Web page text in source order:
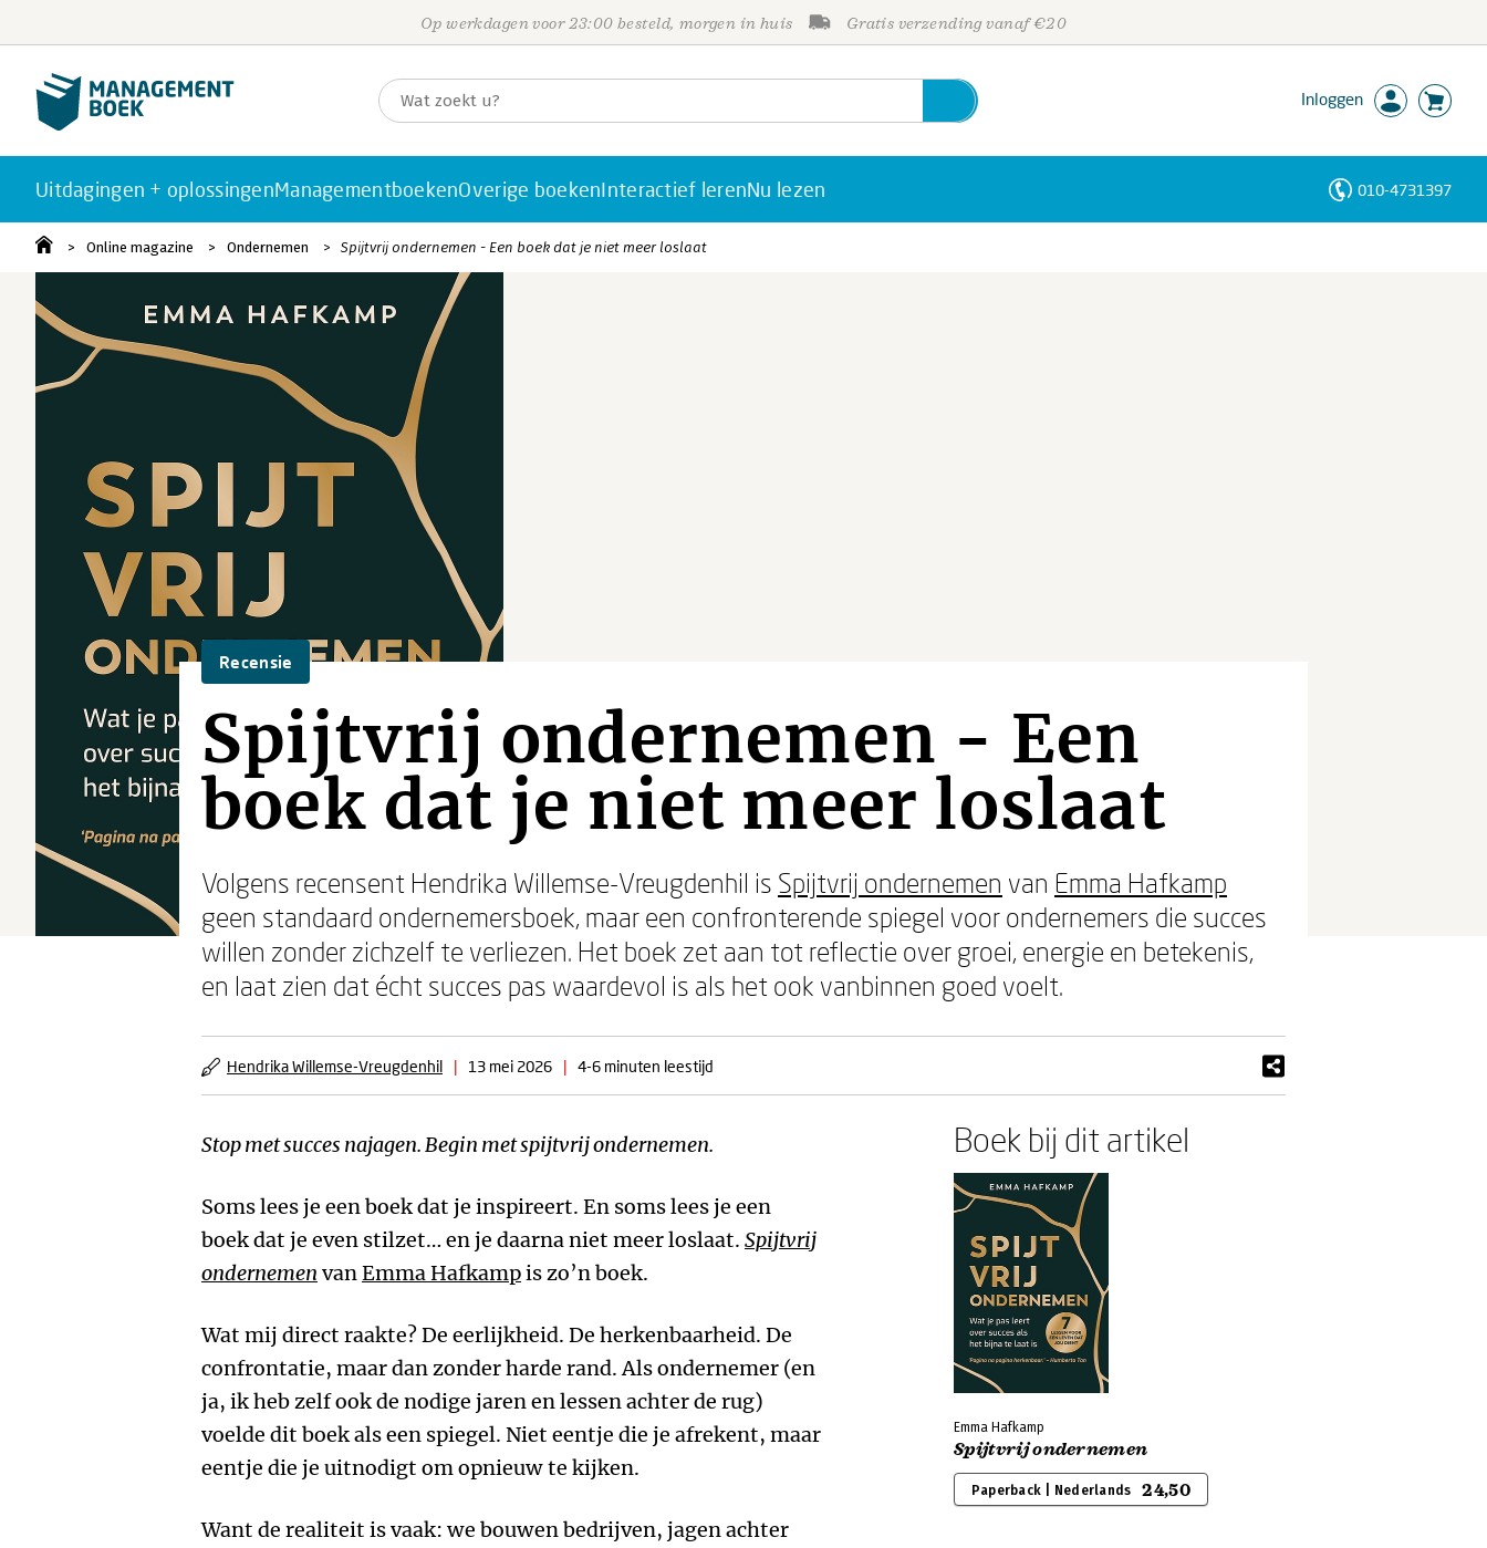
Op werkdagen voor 23:00 besteld, morgen in huis Gratis verzending vanaf €20
Inloggen
Uitdagingen + oplossingenManagementboekenOverige boekenInteractief lerenNu lezen 010-4731397
Online magazine Ondernemen Spijtvrij ondernemen - Een boek dat je niet meer loslaat
Recensie
Spijtvrij ondernemen - Een
boek dat je niet meer loslaat
Volgens recensent Hendrika Willemse-Vreugdenhil is Spijtvrij ondernemen van Emma Hafkamp
geen standaard ondernemersboek, maar een confronterende spiegel voor ondernemers die succes
willen zonder zichzelf te verliezen. Het boek zet aan tot reflectie over groei, energie en betekenis,
en laat zien dat écht succes pas waardevol is als het ook vanbinnen goed voelt.
Hendrika Willemse-Vreugdenhil | 13 mei 2026 | 4-6 minuten leestijd
Stop met succes najagen. Begin met spijtvrij ondernemen.
Soms lees je een boek dat je inspireert. En soms lees je een
boek dat je even stilzet… en je daarna niet meer loslaat. Spijtvrij
ondernemen vanEmma Hafkampis zo’n boek.
Wat mij direct raakte? De eerlijkheid. De herkenbaarheid. De
confrontatie, maar dan zonder harde rand. Als ondernemer (en
ja, ik heb zelf ook de nodige jaren en lessen achter de rug)
voelde dit boek als een spiegel. Niet eentje die je afrekent, maar
eentje die je uitnodigt om opnieuw te kijken.
Want de realiteit is vaak: we bouwen bedrijven, jagen achter
Boek bij dit artikel
Emma Hafkamp
Spijtvrij ondernemen
Paperback | Nederlands 24,50
Personen